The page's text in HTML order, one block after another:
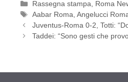
Categorie
Rassegna stampa, Roma
Tag
Aabar Roma,Angelucci
Juventus-Roma 0-2, Totti:
Taddei: “Sono gesti che